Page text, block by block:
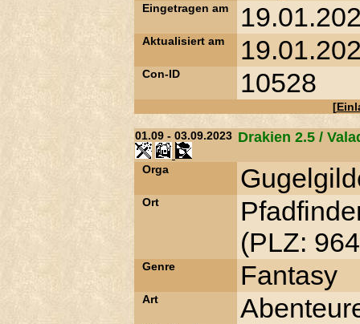
Eingetragen am
Aktualisiert am
Con-ID 10528
[
01.09 - 03.09.2023 Drakien 2.5 /
Orga
Ort
(PLZ:
Genre Fantasy
Art